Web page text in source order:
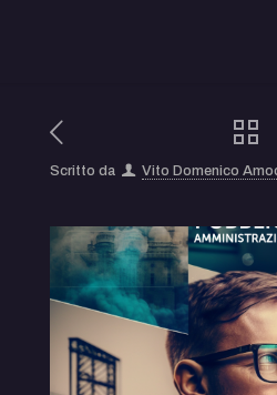
Scritto da Vito Domenico